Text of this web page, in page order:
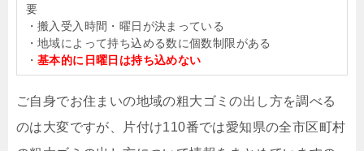
要
・搬入受入時間・曜日が決まっている
・地域によって持ち込める数に個数制限がある
・ 基本的に日曜日は持ち込めない
ご自身でお住まいの地域の粗大ゴミの出し方を調べる
のは大変ですが、片付け110番では愛知県の全市区町村